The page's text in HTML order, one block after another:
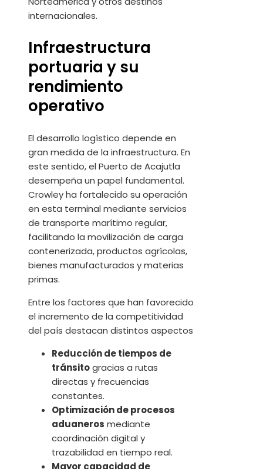
internacionales.
Infraestructura
portuaria y su
rendimiento
operativo
El desarrollo logístico depende en
gran medida de la infraestructura. En
este sentido, el Puerto de Acajutla
desempeña un papel fundamental.
Crowley ha fortalecido su operación
en esta terminal mediante servicios
de transporte marítimo regular,
facilitando la movilización de carga
contenerizada, productos agrícolas,
bienes manufacturados y materias
primas.
Entre los factores que han favorecido
el incremento de la competitividad
del país destacan distintos aspectos
Reducción de tiempos de
tránsitogracias a rutas
directas y frecuencias
constantes.
Optimización de procesos
aduaneros mediante
coordinación digital y
trazabilidad en tiempo real.